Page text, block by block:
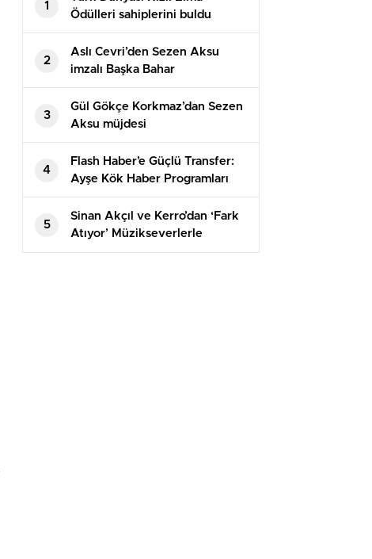
1
Ödülleri sahiplerini buldu
2
Aslı Cevri’den Sezen Aksu
imzalı Başka Bahar
3
Gül Gökçe Korkmaz’dan Sezen
Aksu müjdesi
4
Flash Haber’e Güçlü Transfer:
Ayşe Kök Haber Programları
İçerik Direktörü Oldu!
5
Sinan Akçıl ve Kerro’dan ‘Fark
Atıyor’ Müzikseverlerle
Buluştu